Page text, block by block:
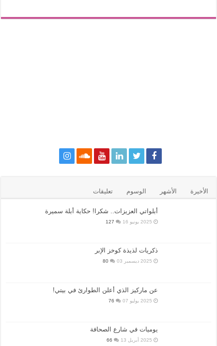
الأخيرة الأشهر الوسوم تعليقات
أبلواتي العزيزات.. شكرا! حكاية أبلة سميرة
2025 يونيو 16 127
ذكريات لذيذة كوخز الإبر
2025 ديسمبر 03 80
عن ماركيز الذي أعلن الطوارئ في بيتي!
2025 يوليو 07 76
يوميات في شارع الصحافة
2025 أبريل 13 66